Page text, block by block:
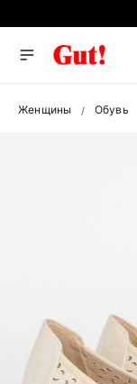
Женщины Обувь